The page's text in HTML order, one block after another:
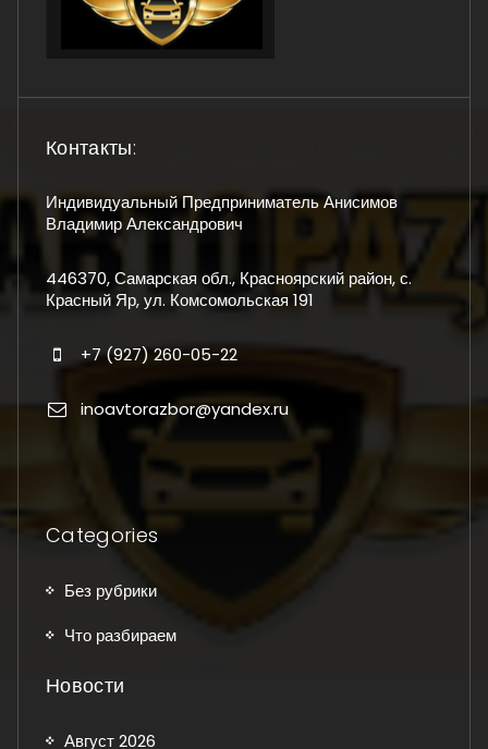
Контакты:
Индивидуальный Предприниматель Анисимов
Владимир Александрович
446370, Самарская обл., Красноярский район, с.
Красный Яр, ул. Комсомольская 191
+7 (927) 260-05-22
inoavtorazbor@yandex.ru
Categories
Без рубрики
Что разбираем
Новости
Август 2026